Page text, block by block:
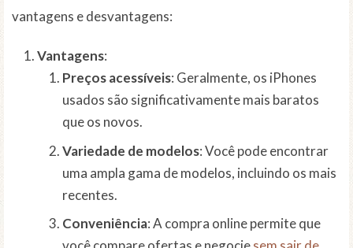
vantagens e desvantagens:
Vantagens:
Preços acessíveis: Geralmente, os iPhones
usados são significativamente mais baratos
que os novos.
Variedade de modelos: Você pode encontrar
uma ampla gama de modelos, incluindo os mais
recentes.
Conveniência: A compra online permite que